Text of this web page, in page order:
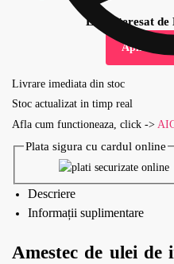
Esti interesat de
Aplica
Livrare imediata din stoc
Stoc actualizat in timp real
Afla cum functioneaza, click ->
Plata sigura cu cardul online
Descriere
Informații suplimentare
Amestec de ulei de